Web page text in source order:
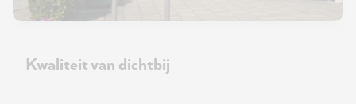
Kwaliteit van dichtbij